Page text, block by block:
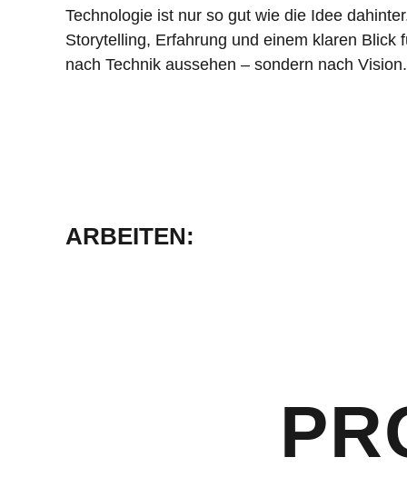
Technologie ist nur so gut wie die Idee
Storytelling, Erfahrung und einem klaren
nach Technik aussehen – sondern nach Vision.
ARBEITEN: